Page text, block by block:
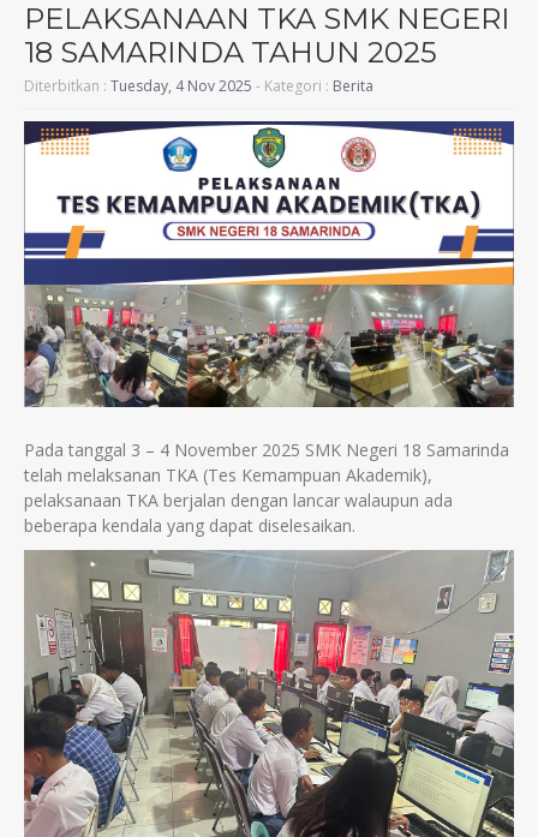
PELAKSANAAN TKA SMK NEGERI
18 SAMARINDA TAHUN 2025
Diterbitkan : Tuesday, 4 Nov 2025 - Kategori : Berita
Pada tanggal 3 – 4 November 2025 SMK Negeri 18 Samarinda
telah melaksanan TKA (Tes Kemampuan Akademik),
pelaksanaan TKA berjalan dengan lancar walaupun ada
beberapa kendala yang dapat diselesaikan.